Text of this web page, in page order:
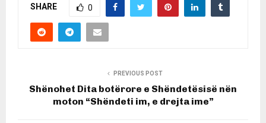
SHARE 0
PREVIOUS POST
Shënohet Dita botërore e Shëndetësisë nën
moton “Shëndeti im, e drejta ime”